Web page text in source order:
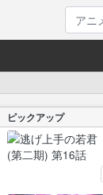
ピックアップ